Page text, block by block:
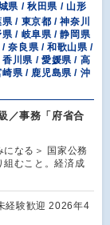
県 / 秋田県 / 山形
/ 東京都 / 神奈川
/ 岐阜県 / 静岡県
奈良県 / 和歌山県 /
川県 / 愛媛県 / 高
県 / 鹿児島県 / 沖
／事務「府省合
になる＞ 国家公務
組むこと。経済成
経験歓迎 2026年4